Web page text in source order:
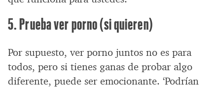
5. Prueba ver porno (si quieren)
Por supuesto, ver porno juntos no es para
todos, pero si tienes ganas de probar algo
diferente, puede ser emocionante. ‘Podrían